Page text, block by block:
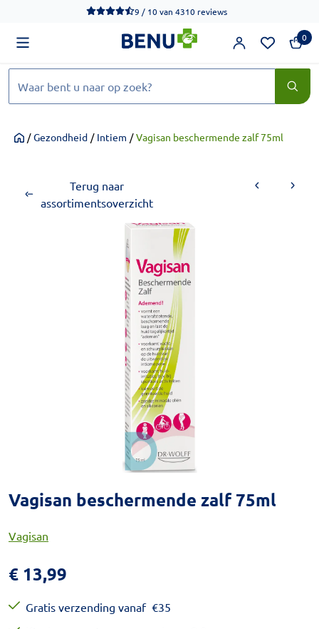
We werken momenteel hard aan het verbeteren van de
9 / 10van 4310 reviews
0
Home
/ Gezondheid / Intiem / Vagisan beschermende zalf 75ml
Terug naar
assortimentsoverzicht
Vagisan beschermende zalf 75ml
Vagisan
€ 13,99
Gratis verzending vanaf €35